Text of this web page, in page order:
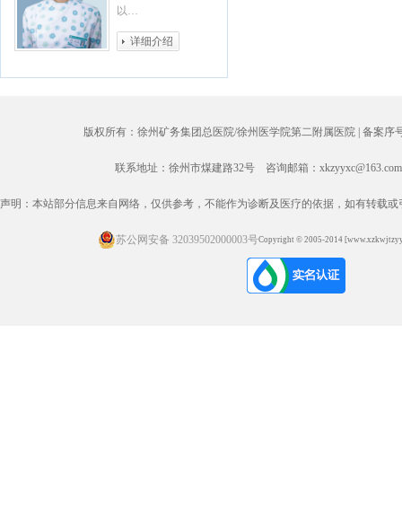
以…
详细介绍
版权所有：徐州矿务集团总医院/徐州医学院第二附属医院 | 备案序
联系地址：徐州市煤建路32号 咨询邮箱：
声明：本站部分信息来自网络，仅供参考，不能作为诊断及医疗的依据，如有转载
苏公网安备 32039502000003号Copyright © 2005-2014